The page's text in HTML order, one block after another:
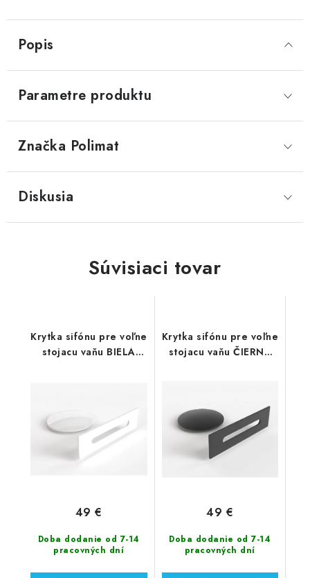
Popis
Parametre produktu
Značka Polimat
Diskusia
Súvisiaci tovar
Krytka sifónu pre voľne
stojacu vaňu BIELA
Doba dodanie od 7-14
pracovných dní
49 €
Krytka sifónu pre voľne
stojacu vaňu ČIERNA
Doba dodanie od 7-14
pracovných dní
49 €